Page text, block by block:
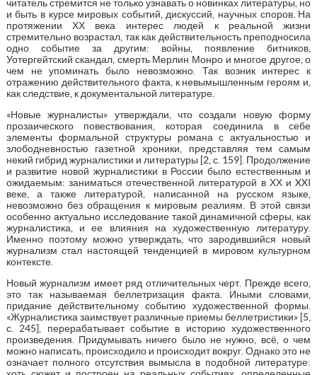
читатель стремится не только узнавать о новинках литературы, но
и быть в курсе мировых событий, дискуссий, научных споров. На
протяжении ХХ века интерес людей к реальной жизни
стремительно возрастал, так как действительность преподносила
одно событие за другим: войны, появление битников,
Уотергейтский скандал, смерть Мерлин Монро и многое другое, о
чем не упоминать было невозможно. Так возник интерес к
отражению действительного факта, к невымышленным героям и,
как следствие, к документальной литературе.
«Новые журналисты» утверждали, что создали новую форму
прозаического повествования, которая соединила в себе
элементы формальной структуры романа с актуальностью и
злободневностью газетной хроники, представляя тем самым
некий гибрид журналистики и литературы [2, с. 159]. Продолжение
и развитие новой журналистики в России было естественным и
ожидаемым: заниматься отечественной литературой в ХХ и XXI
веке, а также литературой, написанной на русском языке,
невозможно без обращения к мировым реалиям. В этой связи
особенно актуально исследование такой динамичной сферы, как
журналистика, и ее влияния на художественную литературу.
Именно поэтому можно утверждать, что зародившийся новый
журнализм стал настоящей тенденцией в мировом культурном
контексте.
Новый журнализм имеет ряд отличительных черт. Прежде всего,
это так называемая беллетризация факта. Иными словами,
придание действительному событию художественной формы.
«Журналистика заимствует различные приемы беллетристики» [5,
с. 245], перерабатывает событие в историю художественного
произведения. Придумывать ничего было не нужно, всё, о чем
можно написать, происходило и происходит вокруг. Однако это не
означает полного отсутствия вымысла в подобной литературе: